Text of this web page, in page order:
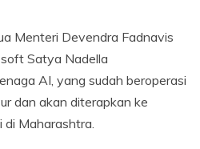
Menteri Devendra Fadnavis
Satya Nadella
AI, yang sudah beroperasi
dan akan diterapkan ke
Maharashtra.